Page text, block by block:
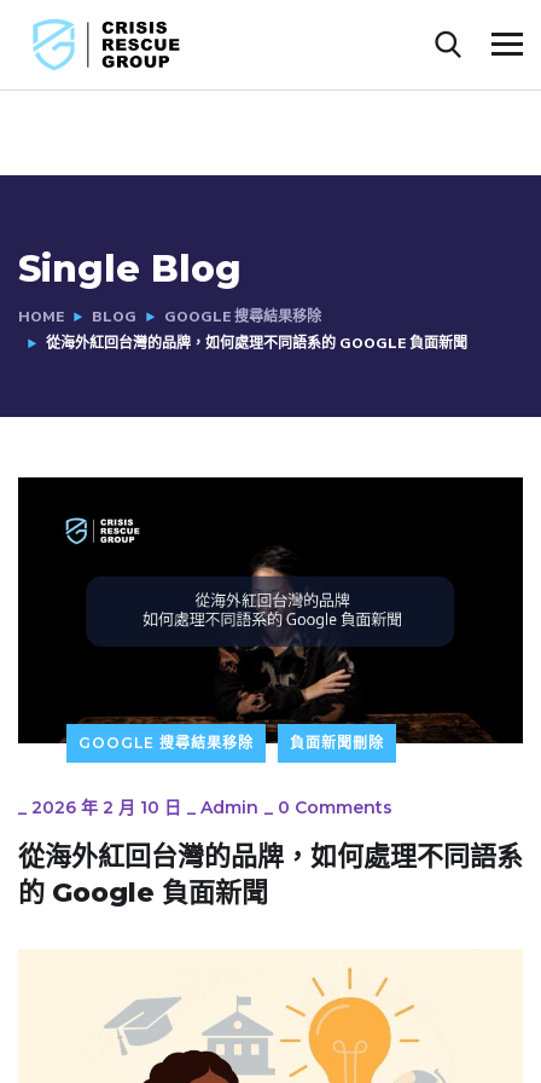
Single Blog
HOME BLOG
GOOGLE 搜尋結果移除
從海外紅回台灣的品牌，如何處理不同語系的 GOOGLE 負面新聞
GOOGLE 搜尋結果移除 負面新聞刪除
_ 2026 年 2 月 10 日 _ Admin _ 0 Comments
從海外紅回台灣的品牌，如何處理不同語系
的 Google 負面新聞